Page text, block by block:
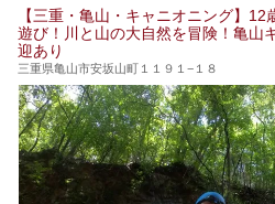
【三重・亀山・キャニオニング】12
遊び！川と山の大自然を冒険！亀
迎あり
三重県亀山市安坂山町１１９１−１８